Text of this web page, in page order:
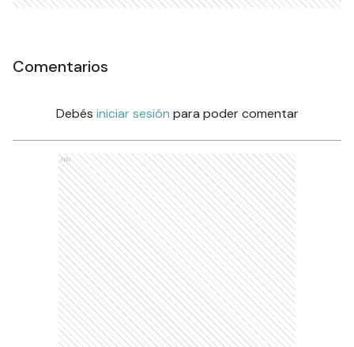
Comentarios
Debés iniciar sesión para poder comentar
Ads